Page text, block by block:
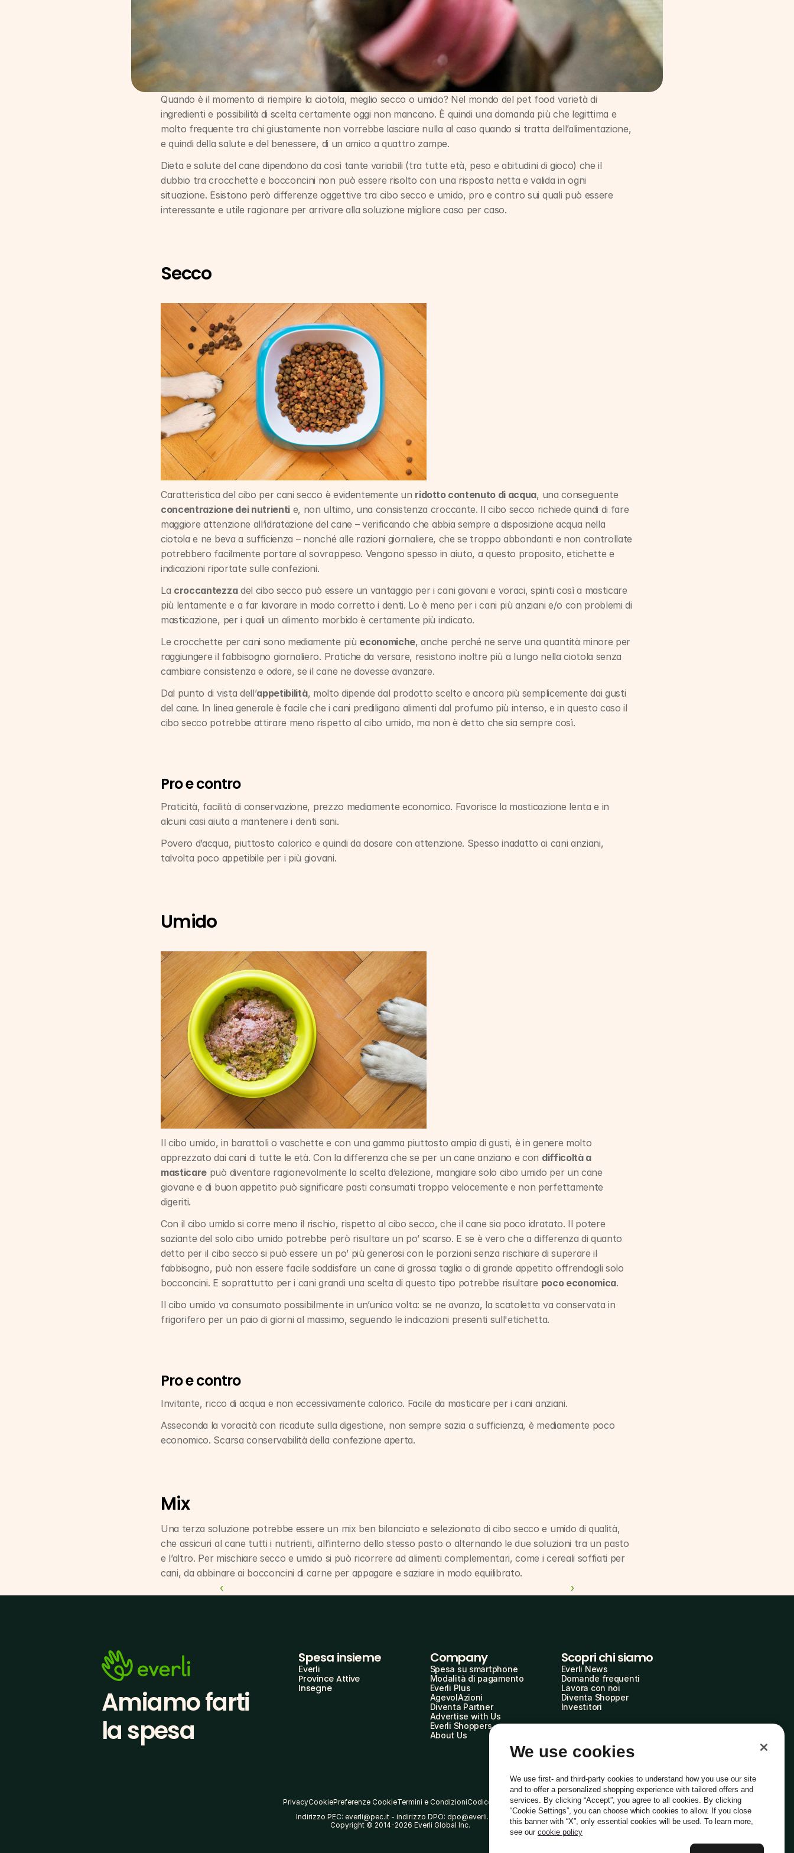
Quando è il momento di riempire la ciotola, meglio secco o umido? Nel mondo del pet food varietà di
ingredienti e possibilità di scelta certamente oggi non mancano. È quindi una domanda più che legittima e
molto frequente tra chi giustamente non vorrebbe lasciare nulla al caso quando si tratta dell’alimentazione,
e quindi della salute e del benessere, di un amico a quattro zampe.
Dieta e salute del cane dipendono da così tante variabili (tra tutte età, peso e abitudini di gioco) che il
dubbio tra crocchette e bocconcini non può essere risolto con una risposta netta e valida in ogni
situazione. Esistono però differenze oggettive tra cibo secco e umido, pro e contro sui quali può essere
interessante e utile ragionare per arrivare alla soluzione migliore caso per caso.
Secco
Caratteristica del cibo per cani secco è evidentemente un ridotto contenuto di acqua
, una conseguente
concentrazione dei nutrienti e, non ultimo, una consistenza croccante. Il cibo secco richiede quindi di fare
maggiore attenzione all’idratazione del cane – verificando che abbia sempre a disposizione acqua nella
ciotola e ne beva a sufficienza – nonché alle razioni giornaliere, che se troppo abbondanti e non controllate
potrebbero facilmente portare al sovrappeso. Vengono spesso in aiuto, a questo proposito, etichette e
indicazioni riportate sulle confezioni.
La croccantezza del cibo secco può essere un vantaggio per i cani giovani e voraci, spinti così a masticare
più lentamente e a far lavorare in modo corretto i denti. Lo è meno per i cani più anziani e/o con problemi di
masticazione, per i quali un alimento morbido è certamente più indicato.
Le crocchette per cani sono mediamente più economiche, anche perché ne serve una quantità minore per
raggiungere il fabbisogno giornaliero. Pratiche da versare, resistono inoltre più a lungo nella ciotola senza
cambiare consistenza e odore, se il cane ne dovesse avanzare.
Dal punto di vista dell’appetibilità, molto dipende dal prodotto scelto e ancora più semplicemente dai gusti
del cane. In linea generale è facile che i cani prediligano alimenti dal profumo più intenso, e in questo caso il
cibo secco potrebbe attirare meno rispetto al cibo umido, ma non è detto che sia sempre così.
Pro e contro
Praticità, facilità di conservazione, prezzo mediamente economico. Favorisce la masticazione lenta e in
alcuni casi aiuta a mantenere i denti sani.
Povero d’acqua, piuttosto calorico e quindi da dosare con attenzione. Spesso inadatto ai cani anziani,
talvolta poco appetibile per i più giovani.
Umido
Il cibo umido, in barattoli o vaschette e con una gamma piuttosto ampia di gusti, è in genere molto
apprezzato dai cani di tutte le età. Con la differenza che se per un cane anziano e con difficoltà a
masticare può diventare ragionevolmente la scelta d’elezione, mangiare solo cibo umido per un cane
giovane e di buon appetito può significare pasti consumati troppo velocemente e non perfettamente
digeriti.
Con il cibo umido si corre meno il rischio, rispetto al cibo secco, che il cane sia poco idratato. Il potere
saziante del solo cibo umido potrebbe però risultare un po’ scarso. E se è vero che a differenza di quanto
detto per il cibo secco si può essere un po’ più generosi con le porzioni senza rischiare di superare il
fabbisogno, può non essere facile soddisfare un cane di grossa taglia o di grande appetito offrendogli solo
bocconcini. E soprattutto per i cani grandi una scelta di questo tipo potrebbe risultare poco economica.
Il cibo umido va consumato possibilmente in un’unica volta: se ne avanza, la scatoletta va conservata in
frigorifero per un paio di giorni al massimo, seguendo le indicazioni presenti sull'etichetta.
Pro e contro
Invitante, ricco di acqua e non eccessivamente calorico. Facile da masticare per i cani anziani.
Asseconda la voracità con ricadute sulla digestione, non sempre sazia a sufficienza, è mediamente poco
economico. Scarsa conservabilità della confezione aperta.
Mix
Una terza soluzione potrebbe essere un mix ben bilanciato e selezionato di cibo secco e umido di qualità,
che assicuri al cane tutti i nutrienti, all’interno dello stesso pasto o alternando le due soluzioni tra un pasto
e l’altro. Per mischiare secco e umido si può ricorrere ad alimenti complementari, come i cereali soffiati per
cani, da abbinare ai bocconcini di carne per appagare e saziare in modo equilibrato.
‹
›
Amiamo farti
la spesa
Spesa insieme
Everli
Province Attive
Insegne
Company
Spesa su smartphone
Modalità di pagamento
Everli Plus
AgevolAzioni
Diventa Partner
Advertise with Us
Everli Shoppers
About Us
Scopri chi siamo
Everli News
Domande frequenti
Lavora con noi
Diventa Shopper
Investitori
PrivacyCookiePreferenze CookieTermini e CondizioniCodice Etico
Indirizzo PEC: everli@pec.it - indirizzo DPO: dpo@everli.com
Copyright © 2014-2026 Everli Global Inc.
Italiano
We use cookies
We use first- and third-party cookies to understand how you use our site
and to offer a personalized shopping experience with tailored offers and
services. By clicking “Accept”, you agree to all cookies. By clicking
“Cookie Settings”, you can choose which cookies to allow. If you close
this banner with “X”, only essential cookies will be used. To learn more,
see our cookie policy